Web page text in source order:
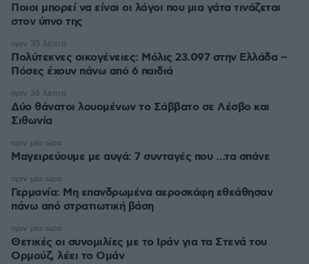
Ποιοι μπορεί να είναι οι λόγοι που μια γάτα τινάζεται
στον ύπνο της
Πολύτεκνες οικογένειες: Μόλις 23.097 στην Ελλάδα –
Πόσες έχουν πάνω από 6 παιδιά
πριν 35 λεπτά
Δύο θάνατοι λουομένων το Σάββατο σε Λέσβο και
Σιθωνία
πριν 36 λεπτά
Μαγειρεύουμε με αυγά: 7 συνταγές που …τα σπάνε
πριν μία ώρα
Γερμανία: Μη επανδρωμένα αεροσκάφη εθεάθησαν
πάνω από στρατιωτική βάση
πριν μία ώρα
Θετικές οι συνομιλίες με το Ιράν για τα Στενά του
Ορμούζ, λέει το Ομάν
πριν μία ώρα